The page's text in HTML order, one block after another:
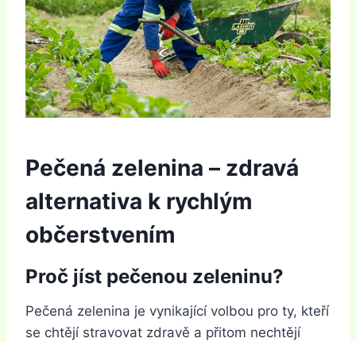
Pečená zelenina – zdravá
alternativa k rychlým
občerstvením
Proč jíst pečenou zeleninu?
Pečená zelenina je vynikající volbou pro ty, kteří
se chtějí stravovat zdravě a přitom nechtějí